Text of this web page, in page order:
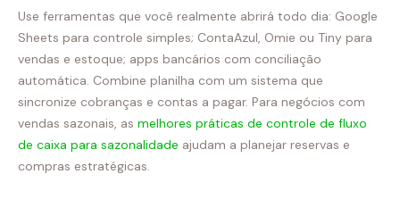
Use ferramentas que você realmente abrirá todo dia: Google
Sheets para controle simples; ContaAzul, Omie ou Tiny para
vendas e estoque; apps bancários com conciliação
automática. Combine planilha com um sistema que
sincronize cobranças e contas a pagar. Para negócios com
vendas sazonais, as melhores práticas de controle de fluxo
de caixa para sazonalidade ajudam a planejar reservas e
compras estratégicas.